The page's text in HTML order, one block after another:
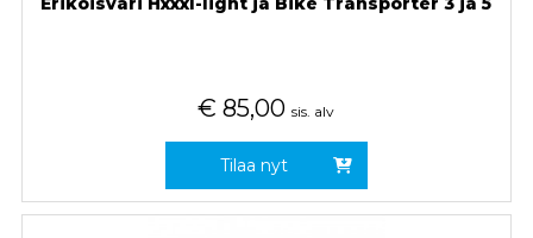
€ 85,00 sis. alv
Tilaa nyt